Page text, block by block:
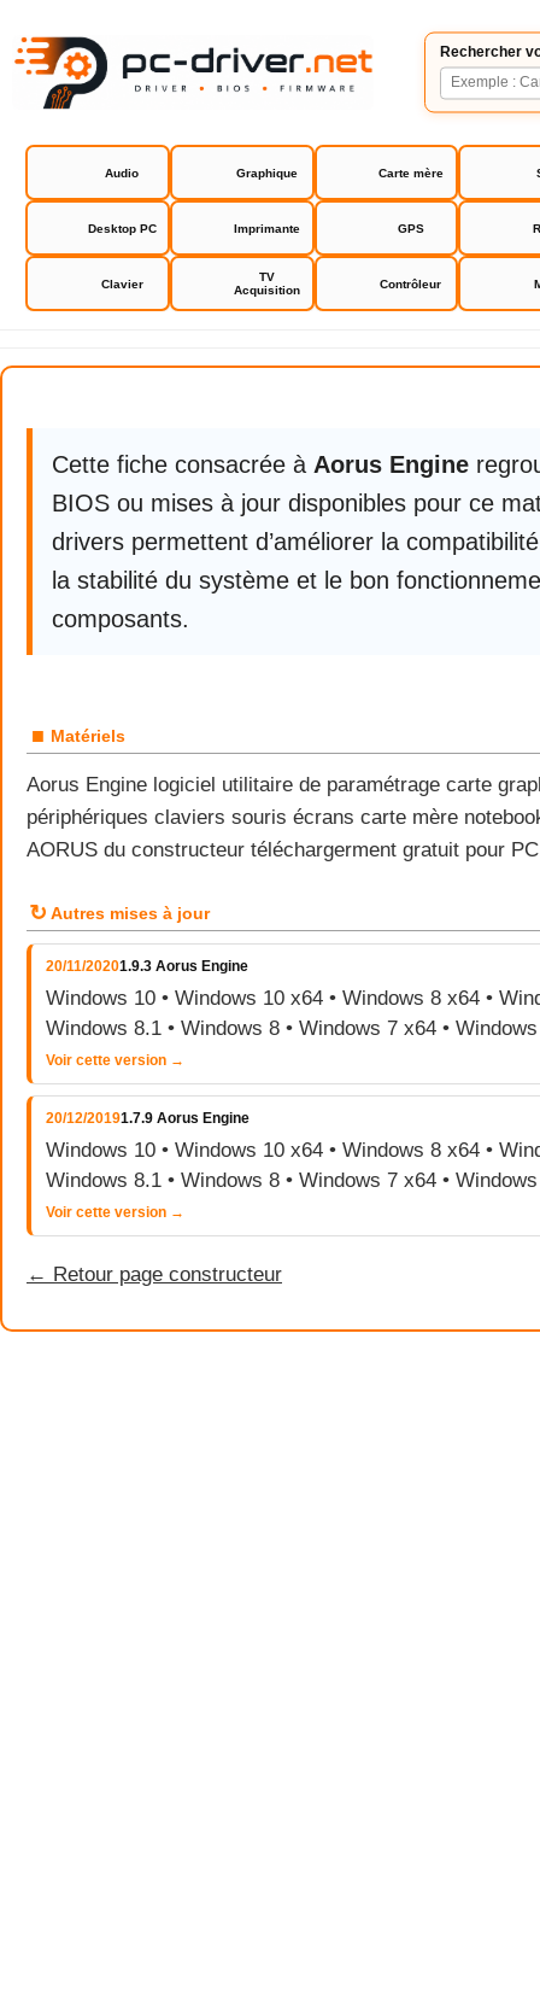
Rechercher
Audio Graphique Carte mère
Desktop PC Imprimante GPS
Clavier
TV
Acquisition
Contrôleur
Aorus Engine
Cette fiche consacrée à Aorus Engine
BIOS ou mises à jour disponibles pour ce
drivers permettent d’améliorer la
la stabilité du système et le bon
composants.
■ Matériels
Aorus Engine logiciel utilitaire de paramétrage carte
périphériques claviers souris écrans carte mère
AORUS du constructeur téléchargerment gratuit pour
↻ Autres mises à jour
20/11/20201.9.3 Aorus Engine
Windows 10 • Windows 10 x64 • Windows 8 x64 •
Windows 8.1 • Windows 8 • Windows 7 x64 •
Voir cette version →
20/12/20191.7.9 Aorus Engine
Windows 10 • Windows 10 x64 • Windows 8 x64 •
Windows 8.1 • Windows 8 • Windows 7 x64 •
Voir cette version →
← Retour page constructeur